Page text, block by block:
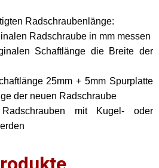
Radschraubenlänge:
Radschraube in mm messen
Schaftlänge die Breite der
25mm + 5mm Spurplatte
der neuen Radschraube
mit Kugel- oder